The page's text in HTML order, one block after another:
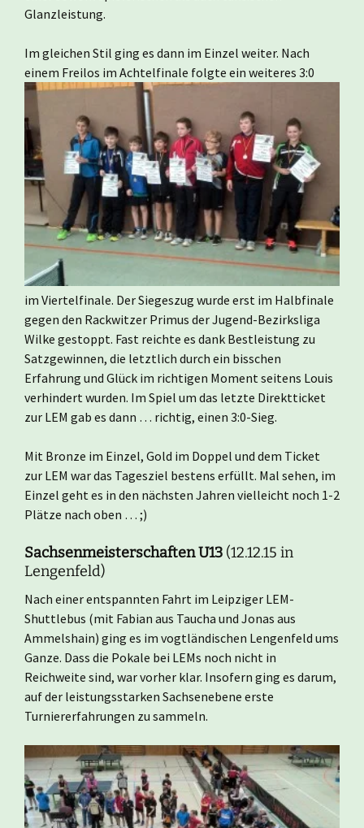
Glanzleistung.
Im gleichen Stil ging es dann im Einzel weiter. Nach
einem Freilos im Achtelfinale folgte ein weiteres 3:0
im Viertelfinale. Der Siegeszug wurde erst im Halbfinale
gegen den Rackwitzer Primus der Jugend-Bezirksliga
Wilke gestoppt. Fast reichte es dank Bestleistung zu
Satzgewinnen, die letztlich durch ein bisschen
Erfahrung und Glück im richtigen Moment seitens Louis
verhindert wurden. Im Spiel um das letzte Direktticket
zur LEM gab es dann … richtig, einen 3:0-Sieg.
Mit Bronze im Einzel, Gold im Doppel und dem Ticket
zur LEM war das Tagesziel bestens erfüllt. Mal sehen, im
Einzel geht es in den nächsten Jahren vielleicht noch 1-2
Plätze nach oben … ;)
Sachsenmeisterschaften U13 (12.12.15 in
Lengenfeld)
Nach einer entspannten Fahrt im Leipziger LEM-
Shuttlebus (mit Fabian aus Taucha und Jonas aus
Ammelshain) ging es im vogtländischen Lengenfeld ums
Ganze. Dass die Pokale bei LEMs noch nicht in
Reichweite sind, war vorher klar. Insofern ging es darum,
auf der leistungsstarken Sachsenebene erste
Turniererfahrungen zu sammeln.